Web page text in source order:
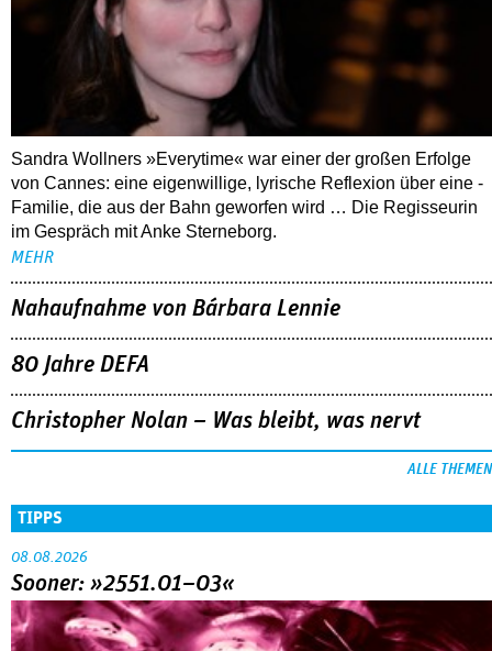
Sandra Wollners »Everytime« war einer der großen Erfolge
von Cannes: eine eigenwillige, lyrische Reflexion über eine ­
Familie, die aus der Bahn geworfen wird … Die Regisseurin
im Gespräch mit Anke Sterneborg.
MEHR
Nahaufnahme von Bárbara Lennie
80 Jahre DEFA
Christopher Nolan – Was bleibt, was nervt
ALLE THEMEN
TIPPS
08.08.2026
Sooner: »2551.01–03«